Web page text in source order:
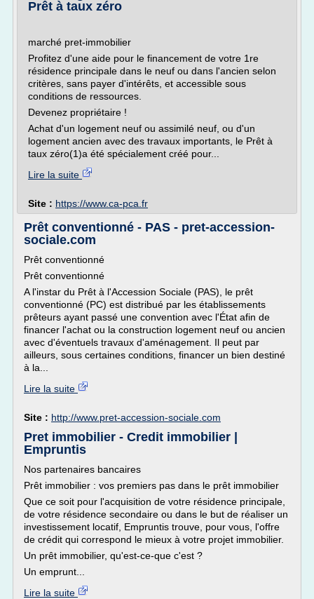
Prêt à taux zéro
marché pret-immobilier
Profitez d'une aide pour le financement de votre 1re
résidence principale dans le neuf ou dans l'ancien selon
critères, sans payer d'intérêts, et accessible sous
conditions de ressources.
Devenez propriétaire !
Achat d'un logement neuf ou assimilé neuf, ou d'un
logement ancien avec des travaux importants, le Prêt à
taux zéro(1)a été spécialement créé pour...
Lire la suite
Site : https://www.ca-pca.fr
Prêt conventionné - PAS - pret-accession-
sociale.com
Prêt conventionné
Prêt conventionné
A l'instar du Prêt à l'Accession Sociale (PAS), le prêt
conventionné (PC) est distribué par les établissements
prêteurs ayant passé une convention avec l'État afin de
financer l'achat ou la construction logement neuf ou ancien
avec d'éventuels travaux d'aménagement. Il peut par
ailleurs, sous certaines conditions, financer un bien destiné
à la...
Lire la suite
Site : http://www.pret-accession-sociale.com
Pret immobilier - Credit immobilier |
Empruntis
Nos partenaires bancaires
Prêt immobilier : vos premiers pas dans le prêt immobilier
Que ce soit pour l'acquisition de votre résidence principale,
de votre résidence secondaire ou dans le but de réaliser un
investissement locatif, Empruntis trouve, pour vous, l'offre
de crédit qui correspond le mieux à votre projet immobilier.
Un prêt immobilier, qu'est-ce-que c'est ?
Un emprunt...
Lire la suite